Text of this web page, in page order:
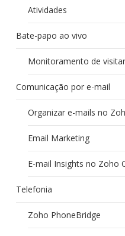
Atividades
Bate-papo ao vivo
Monitoramento de
Comunicação por e-mail
Organizar e-mails no
Email Marketing
E-mail Insights no Zoho
Telefonia
Zoho PhoneBridge